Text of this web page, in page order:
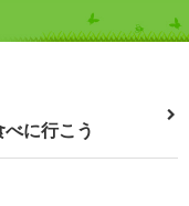
に行こう